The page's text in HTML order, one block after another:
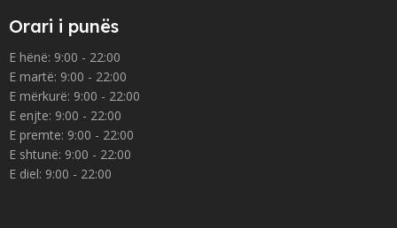
Orari i punës
E hënë: 9:00 - 22:00
E martë: 9:00 - 22:00
E mërkurë: 9:00 - 22:00
E enjte: 9:00 - 22:00
E premte: 9:00 - 22:00
E shtunë: 9:00 - 22:00
E diel: 9:00 - 22:00